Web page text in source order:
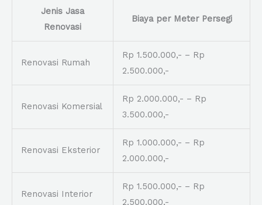
Jenis Jasa
Renovasi
Biaya per Meter Persegi
Renovasi Rumah
Rp 1.500.000,- – Rp
2.500.000,-
Renovasi Komersial
Rp 2.000.000,- – Rp
3.500.000,-
Renovasi Eksterior
Rp 1.000.000,- – Rp
2.000.000,-
Renovasi Interior
Rp 1.500.000,- – Rp
2.500.000,-